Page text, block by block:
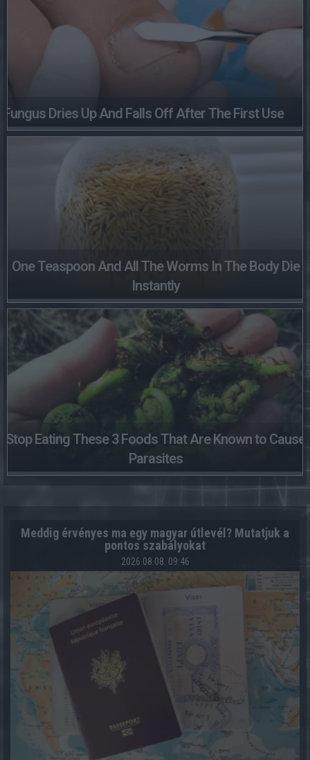
Fungus Dries Up And Falls Off After The First Use
One Teaspoon And All The Worms In The Body Die
Instantly
Stop Eating These 3 Foods That Are Known to Cause
Parasites
Meddig érvényes ma egy magyar útlevél? Mutatjuk a
pontos szabályokat
2026.08.08. 09:46